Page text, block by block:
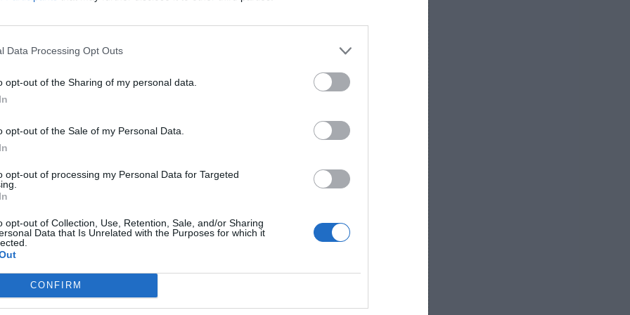
Data Processing Opt Outs
opt-out of the Sharing of my personal data.
opt-out of the Sale of my Personal Data.
opt-out of processing my Personal Data for Targeted
opt-out of Collection, Use, Retention, Sale, and/or Sharing
Data that Is Unrelated with the Purposes for which it
CONFIRM
relation
parfait. Il s’adapte à votre mode de vie, non par
sous son emprise. Il vous fait croire que vous êtes
aussi fort.
dans le piège. Une fois qu’il estime que vous
La relation peut alors devenir très destructrice,
ses partenaires.
et immaturité
Il veut toujours être au sommet, en position de